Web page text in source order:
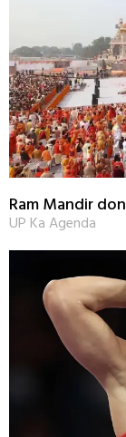
Ram Mandir
UP Ka Agenda